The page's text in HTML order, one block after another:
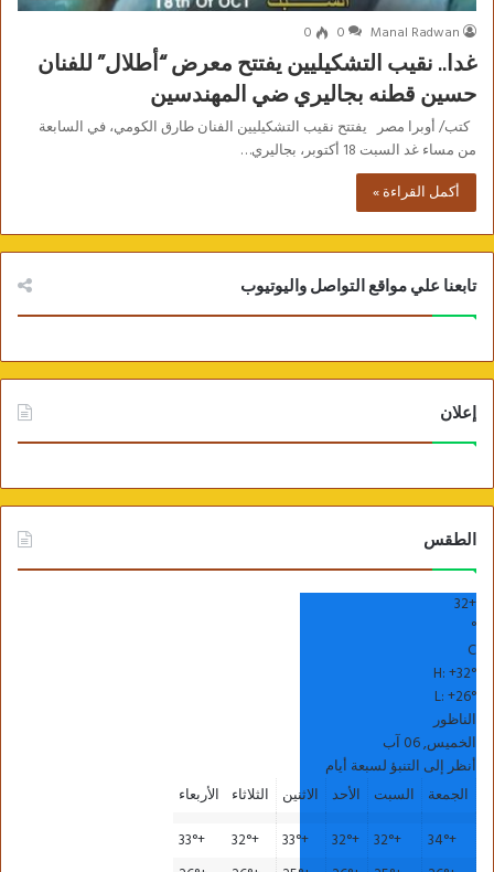
Manal Radwan
0
0
غدا.. نقيب التشكيليين يفتتح معرض “أطلال” للفنان
حسين قطنه بجاليري ضي المهندسين
كتب/ أوبرا مصر يفتتح نقيب التشكيليين الفنان طارق الكومي، في السابعة
من مساء غد السبت 18 أكتوبر، بجاليري…
أكمل القراءة »
تابعنا علي مواقع التواصل واليوتيوب
إعلان
الطقس
+
32
°
C
H:+32°
L:+26°
الناظور
الخميس, 06 آب
أنظر إلى التنبؤ لسبعة أيام
الجمعة
السبت الأحد الاثنين الثلاثاء
الأربعاء
+
34°
+
32°
+
32°
+
33°
+
32°
+
33°